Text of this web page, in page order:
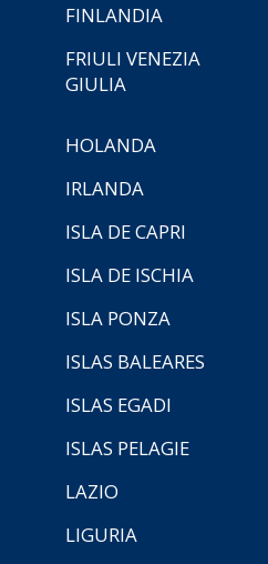
FINLANDIA
FRIULI VENEZIA
GIULIA
HOLANDA
IRLANDA
ISLA DE CAPRI
ISLA DE ISCHIA
ISLA PONZA
ISLAS BALEARES
ISLAS EGADI
ISLAS PELAGIE
LAZIO
LIGURIA